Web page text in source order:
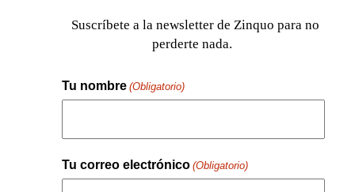
Suscríbete a la newsletter de Zinquo para no
perderte nada.
Tu nombre (Obligatorio)
Tu correo electrónico (Obligatorio)